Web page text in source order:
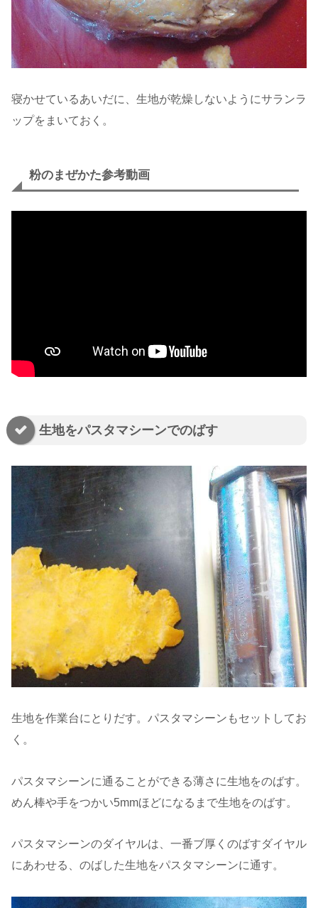
寝かせているあいだに、生地が乾燥しないようにサランラ
ップをまいておく。
粉のまぜかた参考動画
生地をパスタマシーンでのばす
生地を作業台にとりだす。パスタマシーンもセットしてお
く。
パスタマシーンに通ることができる薄さに生地をのばす。
めん棒や手をつかい5mmほどになるまで生地をのばす。
パスタマシーンのダイヤルは、一番ブ厚くのばすダイヤル
にあわせる、のばした生地をパスタマシーンに通す。